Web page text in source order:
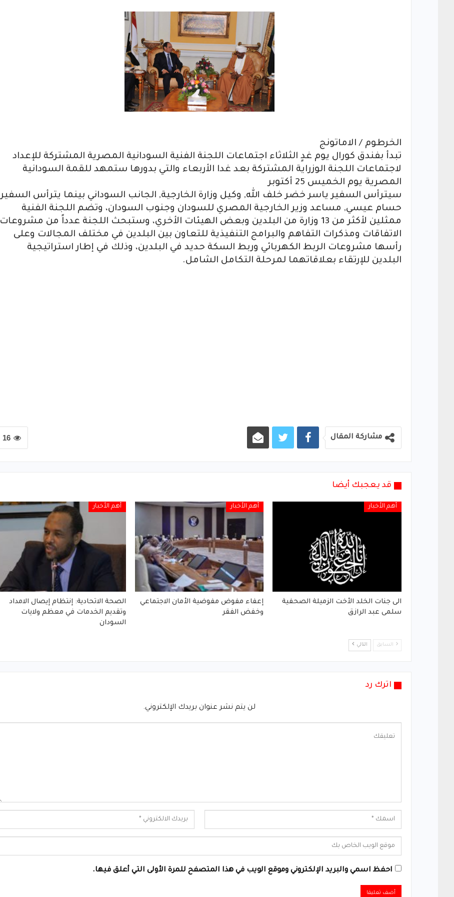
الخرطوم / الاماتونج
تبدأ بفندق كورال يوم غدٍ الثلاثاء اجتماعات اللجنة الفنية السودانية المصرية المشتركة للإعداد
لاجتماعات اللجنة الوزراية المشتركة بعد غدا الأربعاء والتي بدورها ستمهد للقمة السودانية
المصرية يوم الخميس 25 أكتوبر
سيترأس السفير ياسر خضر خلف الله, وكيل وزارة الخارجية, الجانب السوداني بينما يترأس السفير
حسام عيسي, مساعد وزير الخارجية المصري للسودان وجنوب السودان، وتضم اللجنة الفنية
ممثلين لأكثر من 13 وزارة من البلدين وبعض الهيئات الأخري، وستبحث اللجنة عدداً من مشروعات
الاتفاقات ومذكرات التفاهم والبرامج التنفيذية للتعاون بين البلدين في مختلف المجالات وعلى
رأسها مشروعات الربط الكهربائي وربط السكة حديد في البلدين، وذلك في إطار استراتيجية
البلدين للإرتقاء بعلاقاتهما لمرحلة التكامل الشامل.
16 مشاركة المقال
قد يعجبك أيضا
أهم الأخبار
الى جنات الخلد الأخت الزميلة الصحفية
سلمى عبد الرازق
أهم الأخبار
إعفاء مفوض مفوضية الأمان الاجتماعي
وخفض الفقر
أهم الأخبار
الصحة الاتحادية: إنتظام إيصال الامداد
وتقديم الخدمات في معظم ولايات
السودان
السابق التالي
اترك رد
لن يتم نشر عنوان بريدك الإلكتروني.
احفظ اسمي والبريد الإلكتروني وموقع الويب في هذا المتصفح للمرة الأولى التي أعلق فيها.